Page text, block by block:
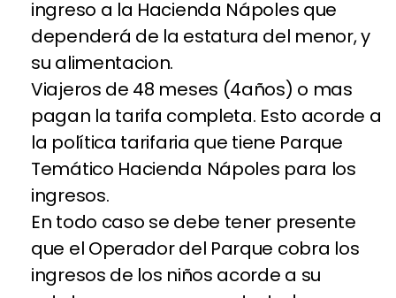
ingreso a la Hacienda Nápoles que
dependerá de la estatura del menor, y
su alimentacion.
Viajeros de 48 meses (4años) o mas
pagan la tarifa completa. Esto acorde a
la política tarifaria que tiene Parque
Temático Hacienda Nápoles para los
ingresos.
En todo caso se debe tener presente
que el Operador del Parque cobra los
ingresos de los niños acorde a su